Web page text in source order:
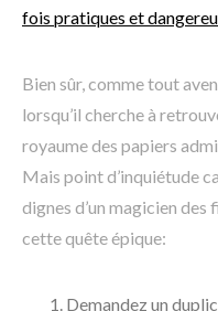
fois pratiques et
Bien sûr, comme tout
lorsqu’il cherche à
royaume des papiers
Mais point d’inquiétude
dignes d’un magicien des
cette quête épique:
Demandez un